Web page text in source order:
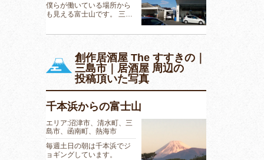
僕らが働いている場所から
も見える富士山です。 三…
創作居酒屋 The すすきの｜
三島市｜居酒屋 周辺の
投稿頂いた写真
千本浜からの富士山
エリア:沼津市、清水町、三
島市、函南町、熱海市
毎週土日の朝は千本浜でジ
ョギングしています。